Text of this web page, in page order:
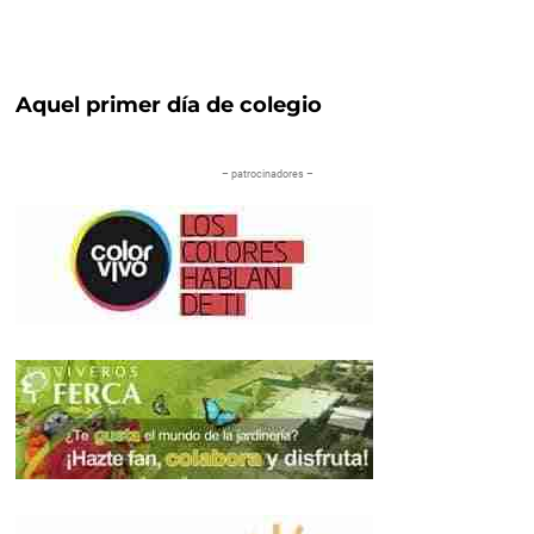
Aquel primer día de colegio
– patrocinadores –